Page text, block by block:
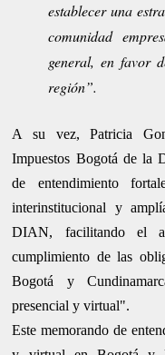
establecer una
comunidad
general, en favor
región”.
A su vez, Patricia
Impuestos Bogotá de la
de entendimiento
interinstitucional y
DIAN, facilitando el
cumplimiento de las
Bogotá y
presencial y virtual".
Este memorando de